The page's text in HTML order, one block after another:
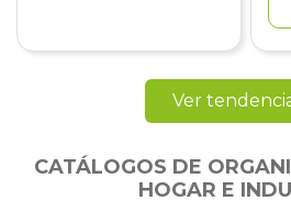
Ver
CATÁLOGOS DE
HOGAR E